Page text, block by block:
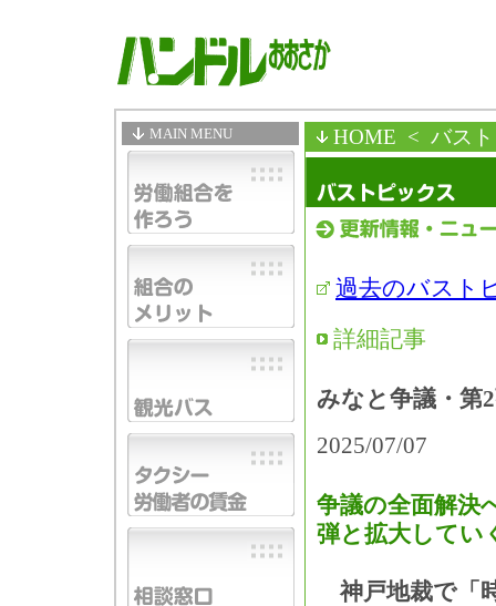
MAIN MENU HOME < バス
過去のバスト
詳細記事
みなと争議・
2025/07/07
争議の全面解決
弾と拡大してい
神戸地裁で「